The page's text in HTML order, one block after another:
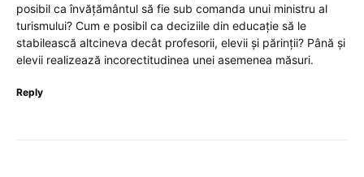
posibil ca învățământul să fie sub comanda unui ministru al
turismului? Cum e posibil ca deciziile din educație să le
stabilească altcineva decât profesorii, elevii și părinții? Până și
elevii realizează incorectitudinea unei asemenea măsuri.
Reply